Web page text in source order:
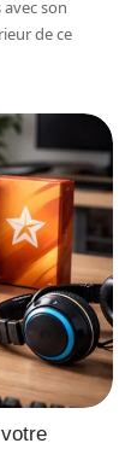
son
de ce